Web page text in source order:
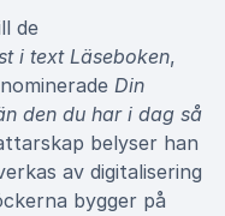
de
i text Läseboken,
Din
den du har i dag så
belyser han
av digitalisering
bygger på